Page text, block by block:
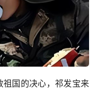
国的决心，祁发宝来